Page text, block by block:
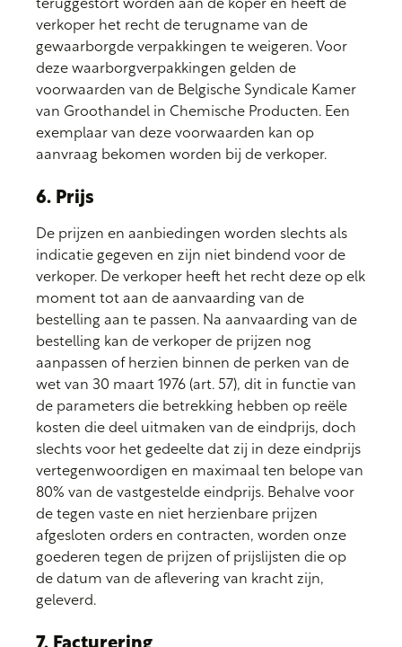
teruggestort worden aan de koper en heeft de
verkoper het recht de terugname van de
gewaarborgde verpakkingen te weigeren. Voor
deze waarborgverpakkingen gelden de
voorwaarden van de Belgische Syndicale Kamer
van Groothandel in Chemische Producten. Een
exemplaar van deze voorwaarden kan op
aanvraag bekomen worden bij de verkoper.
6. Prijs
De prijzen en aanbiedingen worden slechts als
indicatie gegeven en zijn niet bindend voor de
verkoper. De verkoper heeft het recht deze op elk
moment tot aan de aanvaarding van de
bestelling aan te passen. Na aanvaarding van de
bestelling kan de verkoper de prijzen nog
aanpassen of herzien binnen de perken van de
wet van 30 maart 1976 (art. 57), dit in functie van
de parameters die betrekking hebben op reële
kosten die deel uitmaken van de eindprijs, doch
slechts voor het gedeelte dat zij in deze eindprijs
vertegenwoordigen en maximaal ten belope van
80% van de vastgestelde eindprijs. Behalve voor
de tegen vaste en niet herzienbare prijzen
afgesloten orders en contracten, worden onze
goederen tegen de prijzen of prijslijsten die op
de datum van de aflevering van kracht zijn,
geleverd.